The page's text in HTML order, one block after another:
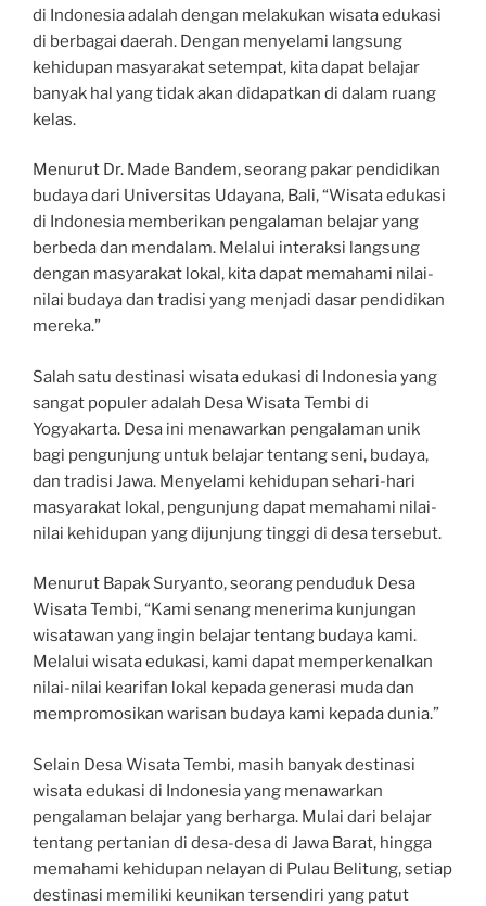
di Indonesia adalah dengan melakukan wisata edukasi
di berbagai daerah. Dengan menyelami langsung
kehidupan masyarakat setempat, kita dapat belajar
banyak hal yang tidak akan didapatkan di dalam ruang
kelas.
Menurut Dr. Made Bandem, seorang pakar pendidikan
budaya dari Universitas Udayana, Bali, “Wisata edukasi
di Indonesia memberikan pengalaman belajar yang
berbeda dan mendalam. Melalui interaksi langsung
dengan masyarakat lokal, kita dapat memahami nilai-
nilai budaya dan tradisi yang menjadi dasar pendidikan
mereka.”
Salah satu destinasi wisata edukasi di Indonesia yang
sangat populer adalah Desa Wisata Tembi di
Yogyakarta. Desa ini menawarkan pengalaman unik
bagi pengunjung untuk belajar tentang seni, budaya,
dan tradisi Jawa. Menyelami kehidupan sehari-hari
masyarakat lokal, pengunjung dapat memahami nilai-
nilai kehidupan yang dijunjung tinggi di desa tersebut.
Menurut Bapak Suryanto, seorang penduduk Desa
Wisata Tembi, “Kami senang menerima kunjungan
wisatawan yang ingin belajar tentang budaya kami.
Melalui wisata edukasi, kami dapat memperkenalkan
nilai-nilai kearifan lokal kepada generasi muda dan
mempromosikan warisan budaya kami kepada dunia.”
Selain Desa Wisata Tembi, masih banyak destinasi
wisata edukasi di Indonesia yang menawarkan
pengalaman belajar yang berharga. Mulai dari belajar
tentang pertanian di desa-desa di Jawa Barat, hingga
memahami kehidupan nelayan di Pulau Belitung, setiap
destinasi memiliki keunikan tersendiri yang patut